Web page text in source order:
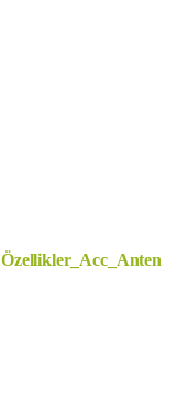
Özellikler_Acc_Anten